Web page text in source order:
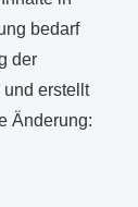
bedarf
der
erstellt
Änderung: